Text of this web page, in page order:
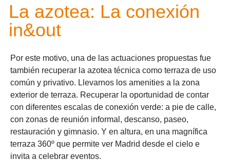
La azotea: La conexión
in&out
Por este motivo, una de las actuaciones propuestas fue
también recuperar la azotea técnica como terraza de uso
común y privativo. Llevarnos los amenities a la zona
exterior de terraza. Recuperar la oportunidad de contar
con diferentes escalas de conexión verde: a pie de calle,
con zonas de reunión informal, descanso, paseo,
restauración y gimnasio. Y en altura, en una magnífica
terraza 360º que permite ver Madrid desde el cielo e
invita a celebrar eventos.